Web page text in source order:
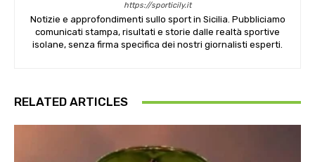
https://sporticily.it
Notizie e approfondimenti sullo sport in Sicilia. Pubbliciamo
comunicati stampa, risultati e storie dalle realtà sportive
isolane, senza firma specifica dei nostri giornalisti esperti.
RELATED ARTICLES